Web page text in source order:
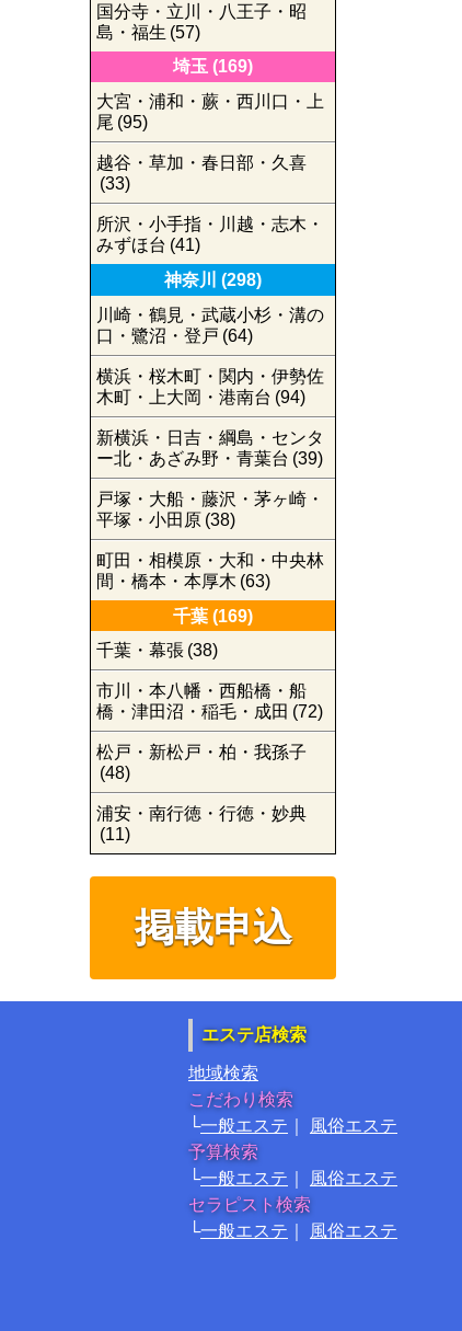
国分寺・立川・八王子・昭
島・福生 (57)
埼玉 (169)
大宮・浦和・蕨・西川口・上
尾 (95)
越谷・草加・春日部・久喜
(33)
所沢・小手指・川越・志木・
みずほ台 (41)
神奈川
(298)
川崎・鶴見・武蔵小杉・溝の
口・鷺沼・登戸 (64)
横浜・桜木町・関内・伊勢佐
木町・上大岡・港南台 (94)
新横浜・日吉・綱島・センタ
ー北・あざみ野・青葉台 (39)
戸塚・大船・藤沢・茅ヶ崎・
平塚・小田原 (38)
町田・相模原・大和・中央林
間・橋本・本厚木 (63)
千葉 (169)
千葉・幕張 (38)
市川・本八幡・西船橋・船
橋・津田沼・稲毛・成田 (72)
松戸・新松戸・柏・我孫子
(48)
浦安・南行徳・行徳・妙典
(11)
掲載申込
エステ店検索
地域検索
こだわり検索
一般エステ
風俗エステ
予算検索
一般エステ
風俗エステ
セラピスト検索
一般エステ
風俗エステ